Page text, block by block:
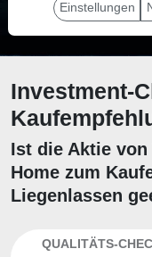
Investment-
Ist die Aktie
Home zum
Liegenlassen
QUALITÄTS-
Einstellungen